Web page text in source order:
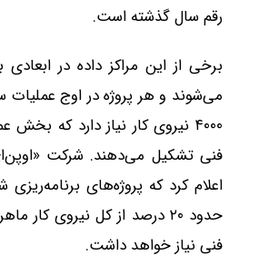
رقم سال گذشته است.
برخی از این مراکز داده در
می‌شوند و هر پروژه در اوج عملیات
۴۰۰۰ نیروی کار نیاز دارد که
فنی تشکیل می‌دهند. شرکت
اعلام کرد که پروژه‌های
حدود ۲۰ درصد از کل نیروی
فنی نیاز خواهد داشت.